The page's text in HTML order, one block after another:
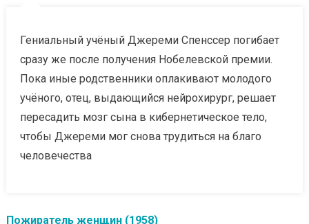
Гениальный учёный Джереми Спенссер погибает
сразу же после получения Нобелевской премии.
Пока иные родственники оплакивают молодого
учёного, отец, выдающийся нейрохирург, решает
пересадить мозг сына в кибернетическое тело,
чтобы Джереми мог снова трудиться на благо
человечества
Пожиратель женщин (1958)